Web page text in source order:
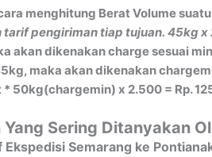
menghitung Berat Volume
tarif pengiriman tiap tujuan. 45kg x
akan dikenakan charge sesuai
maka akan dikenakan
50kg(chargemin) x 2.500 = Rp.
Sering Ditanyakan
Ekspedisi Semarang ke